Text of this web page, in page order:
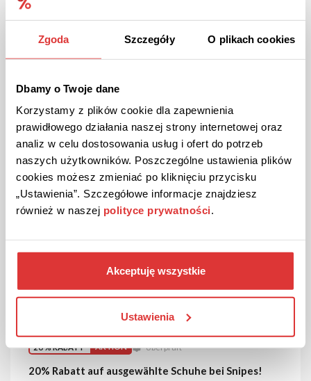
Zgoda Szczegóły O plikach cookies
Dbamy o Twoje dane
Korzystamy z plików cookie dla zapewnienia
prawidłowego działania naszej strony internetowej oraz
analiz w celu dostosowania usług i ofert do potrzeb
naszych użytkowników. Poszczególne ustawienia plików
cookies możesz zmieniać po kliknięciu przycisku
„Ustawienia”. Szczegółowe informacje znajdziesz
również w naszej polityce prywatności.
Akceptuję wszystkie
Ustawienia
BIS ZU 20% AKTION Überprüft
20% Rabatt auf Brillen bei Ray-Ban!
Preisen.
DIE AKTION ANSEHEN
Gutschein gültig bis 09.08.2026
20 % RABATT AKTION Überprüft
20% Rabatt auf ausgewählte Schuhe bei Snipes!